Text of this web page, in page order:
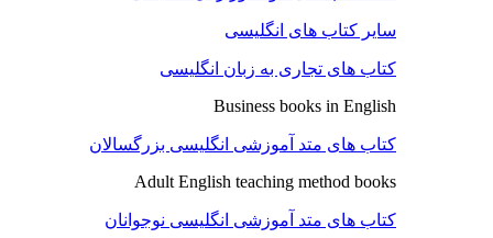
سایر کتاب های انگلیسی
کتاب های تجاری به زبان انگلیسی
Business books in English
کتاب های متد آموزشی انگلیسی بزرگسالان
Adult English teaching method books
کتاب های متد آموزشی انگلیسی نوجوانان